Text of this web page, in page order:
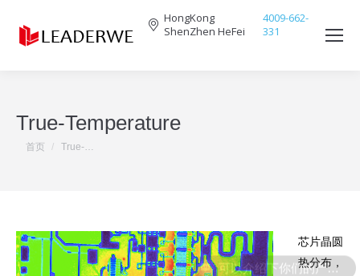
HongKong
ShenZhen HeFei
4009-662-
331
True-Temperature
您在这里：
首页 True-…
芯片晶圆
热分布，
可以介绍下你们的产品么？